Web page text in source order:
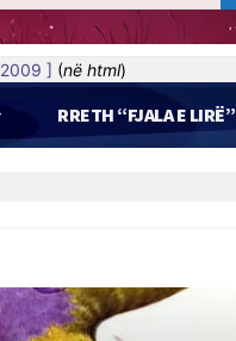
] (në html)
RRETH “FJALA E LIRË”